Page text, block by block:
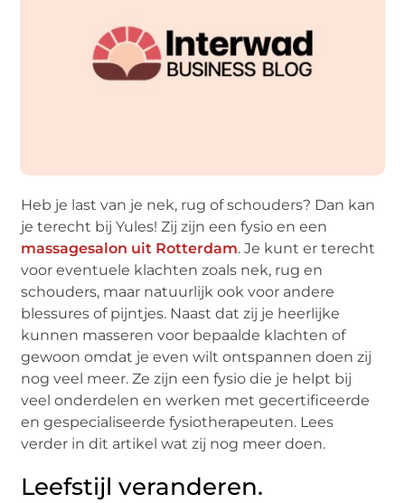
Heb je last van je nek, rug of schouders? Dan kan
je terecht bij Yules! Zij zijn een fysio en een
massagesalon uit Rotterdam. Je kunt er terecht
voor eventuele klachten zoals nek, rug en
schouders, maar natuurlijk ook voor andere
blessures of pijntjes. Naast dat zij je heerlijke
kunnen masseren voor bepaalde klachten of
gewoon omdat je even wilt ontspannen doen zij
nog veel meer. Ze zijn een fysio die je helpt bij
veel onderdelen en werken met gecertificeerde
en gespecialiseerde fysiotherapeuten. Lees
verder in dit artikel wat zij nog meer doen.
Leefstijl veranderen.